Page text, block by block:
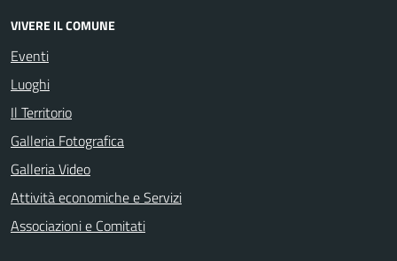
VIVERE IL COMUNE
Eventi
Luoghi
Il Territorio
Galleria Fotografica
Galleria Video
Attività economiche e Servizi
Associazioni e Comitati